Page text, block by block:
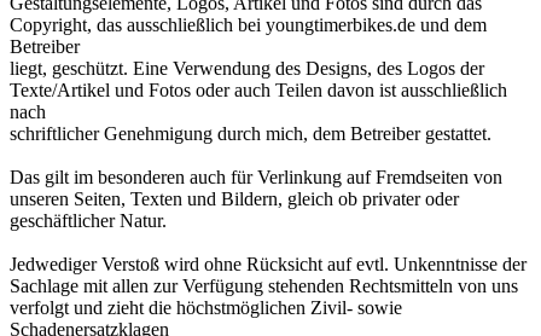
Copyright, das ausschließlich bei youngtimerbikes.de und dem
Betreiber
liegt, geschützt. Eine Verwendung des Designs, des Logos der
Texte/Artikel und Fotos oder auch Teilen davon ist ausschließlich
nach
schriftlicher Genehmigung durch mich, dem Betreiber gestattet.
Das gilt im besonderen auch für Verlinkung auf Fremdseiten von
unseren Seiten, Texten und Bildern, gleich ob privater oder
geschäftlicher Natur.
Jedwediger Verstoß wird ohne Rücksicht auf evtl. Unkenntnisse der
Sachlage mit allen zur Verfügung stehenden Rechtsmitteln von uns
verfolgt und zieht die höchstmöglichen Zivil- sowie
Schadenersatzklagen